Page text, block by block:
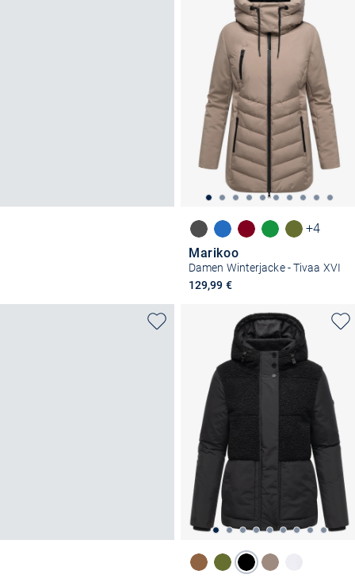
+4
Marikoo
Damen Winterjacke - Tivaa XVI
129,99 €